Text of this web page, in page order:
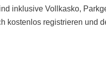
inklusive Vollkasko,
kostenlos registrieren und